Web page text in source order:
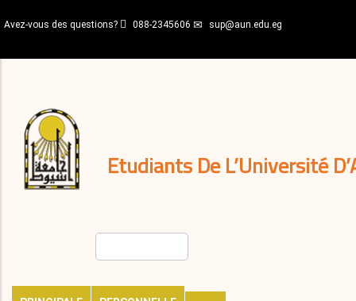
au
principal
Avez-vous des questions? 088-2345606 sup@aun.edu.eg
Etudiants De L’Université
décisions
Expatriés
Journal